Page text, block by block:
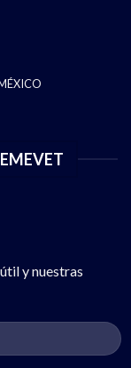
y nuestras